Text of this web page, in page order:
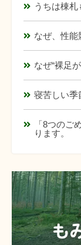
うちは棟札
なぜ、性能
なぜ“裸足
寝苦しい季
「8つのご
ります。